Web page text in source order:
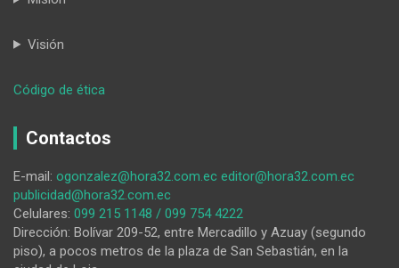
Visión
Código de ética
Loja
a
concurso
de
fotografía
Contactos
E-mail: ogonzalez@hora32.com.ec editor@hora32.com.ec
publicidad@hora32.com.ec
Celulares: 099 215 1148 / 099 754 4222
Dirección: Bolívar 209-52, entre Mercadillo y Azuay (segundo
piso), a pocos metros de la plaza de San Sebastián, en la